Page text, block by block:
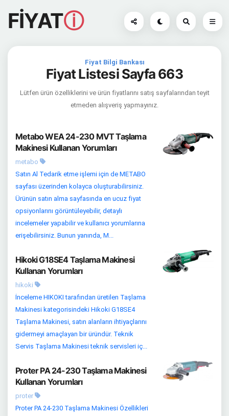
FİYATⓘ
Fiyat Bilgi Bankası
Fiyat Listesi Sayfa 663
Lütfen ürün özelliklerini ve ürün fiyatlarını satış sayfalarından teyit
etmeden alışveriş yapmayınız.
Metabo WEA 24-230 MVT Taşlama
Makinesi Kullanan Yorumları
metabo
Satın Al Tedarik etme işlemi için de METABO
sayfası üzerinden kolayca oluşturabilirsiniz.
Ürünün satın alma sayfasında en ucuz fiyat
opsiyonlarını görüntüleyebilir, detaylı
incelemeler yapabilir ve kullanıcı yorumlarına
erişebilirsiniz. Bunun yanında, M...
Hikoki G18SE4 Taşlama Makinesi
Kullanan Yorumları
hikoki
İnceleme HIKOKI tarafından üretilen Taşlama
Makinesi kategorisindeki Hikoki G18SE4
Taşlama Makinesi, satın alanların ihtiyaçlarını
gidermeyi amaçlayan bir üründür. Teknik
Servis Taşlama Makinesi teknik servisleri iç...
Proter PA 24-230 Taşlama Makinesi
Kullanan Yorumları
proter
Proter PA 24-230 Taşlama Makinesi Özellikleri